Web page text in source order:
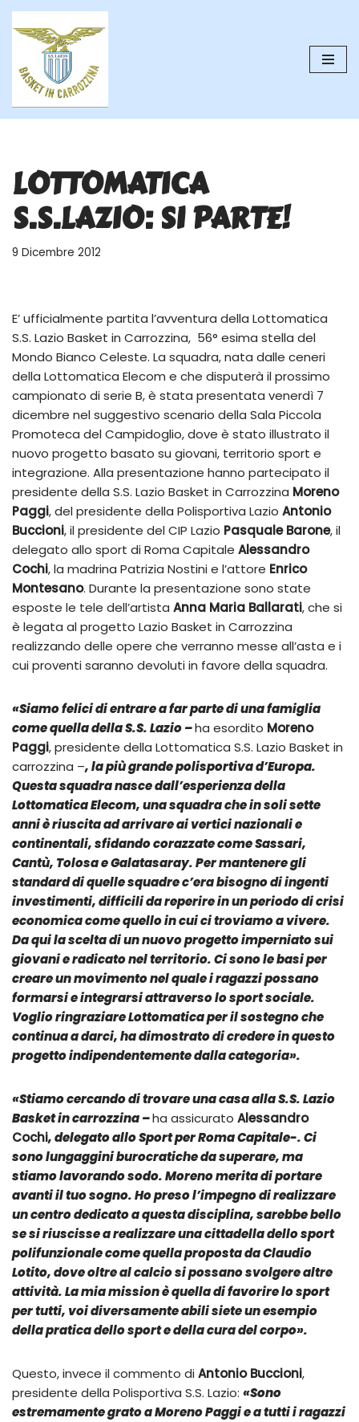
contenuto
LOTTOMATICA
S.S.LAZIO: SI PARTE!
9 Dicembre 2012
E’ ufficialmente partita l’avventura della Lottomatica
S.S. Lazio Basket in Carrozzina, 56° esima stella del
Mondo Bianco Celeste. La squadra, nata dalle ceneri
della Lottomatica Elecom e che disputerà il prossimo
campionato di serie B, è stata presentata venerdì 7
dicembre nel suggestivo scenario della Sala Piccola
Promoteca del Campidoglio, dove è stato illustrato il
nuovo progetto basato su giovani, territorio sport e
integrazione. Alla presentazione hanno partecipato il
presidente della S.S. Lazio Basket in Carrozzina Moreno
Paggi, del presidente della Polisportiva Lazio Antonio
Buccioni, il presidente del CIP Lazio Pasquale Barone, il
delegato allo sport di Roma Capitale Alessandro
Cochi, la madrina Patrizia Nostini e l’attore Enrico
Montesano. Durante la presentazione sono state
esposte le tele dell’artista Anna Maria Ballarati, che si
è legata al progetto Lazio Basket in Carrozzina
realizzando delle opere che verranno messe all’asta e i
cui proventi saranno devoluti in favore della squadra.
«Siamo felici di entrare a far parte di una famiglia
come quella della S.S. Lazio –ha esordito Moreno
Paggi, presidente della Lottomatica S.S. Lazio Basket in
carrozzina –, la più grande polisportiva d’Europa.
Questa squadra nasce dall’esperienza della
Lottomatica Elecom, una squadra che in soli sette
anni è riuscita ad arrivare ai vertici nazionali e
continentali, sfidando corazzate come Sassari,
Cantù, Tolosa e Galatasaray. Per mantenere gli
standard di quelle squadre c’era bisogno di ingenti
investimenti, difficili da reperire in un periodo di crisi
economica come quello in cui ci troviamo a vivere.
Da qui la scelta di un nuovo progetto imperniato sui
giovani e radicato nel territorio. Ci sono le basi per
creare un movimento nel quale i ragazzi possano
formarsi e integrarsi attraverso lo sport sociale.
Voglio ringraziare Lottomatica per il sostegno che
continua a darci, ha dimostrato di credere in questo
progetto indipendentemente dalla categoria».
«Stiamo cercando di trovare una casa alla S.S. Lazio
Basket in carrozzina –ha assicurato Alessandro
Cochi, delegato allo Sport per Roma Capitale-. Ci
sono lungaggini burocratiche da superare, ma
stiamo lavorando sodo. Moreno merita di portare
avanti il tuo sogno. Ho preso l’impegno di realizzare
un centro dedicato a questa disciplina, sarebbe bello
se si riuscisse a realizzare una cittadella dello sport
polifunzionale come quella proposta da Claudio
Lotito, dove oltre al calcio si possano svolgere altre
attività. La mia mission è quella di favorire lo sport
per tutti, voi diversamente abili siete un esempio
della pratica dello sport e della cura del corpo».
Questo, invece il commento diAntonio Buccioni,
presidente della Polisportiva S.S. Lazio: «Sono
estremamente grato a Moreno Paggi e a tutti i ragazzi